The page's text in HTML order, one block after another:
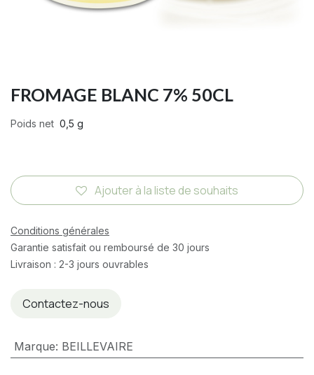
FROMAGE BLANC 7% 50CL
Poids net 0,5 g
Ajouter à la liste de souhaits
Conditions générales
Garantie satisfait ou remboursé de 30 jours
Livraison : 2-3 jours ouvrables
Contactez-nous
Marque: BEILLEVAIRE